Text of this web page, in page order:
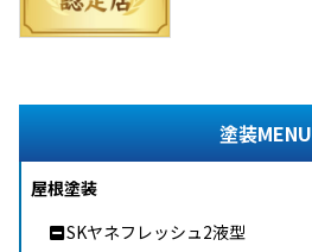
塗装MENU
屋根塗装
SKヤネフレッシュ2液型